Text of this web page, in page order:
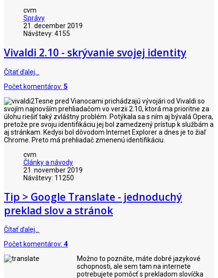
cvm
Správy
21. december 2019
Návštevy: 4155
Vivaldi 2.10 - skrývanie svojej identity
Čítať ďalej…
Počet komentárov: 5
Tesne pred Vianocami prichádzajú vývojári od Vivaldi so
svojím najnovším prehliadačom vo verzii 2.10, ktorá ma prioritne za
úlohu riešiť taký zvláštny problém. Potýkala sa s ním aj bývalá Opera,
pretože pre svoju identifikáciu jej bol zamedzený prístup k službám a
aj stránkam. Kedysi bol dôvodom Internet Explorer a dnes je to žiaľ
Chrome. Preto má prehliadač zmenenú identifikáciu.
cvm
Články a návody
21. november 2019
Návštevy: 11250
Tip > Google Translate - jednoduchý
preklad slov a stránok
Čítať ďalej…
Počet komentárov: 4
Možno to poznáte, máte dobré jazykové
schopnosti, ale sem tam na internete
potrebujete pomôcť s prekladom slovíčka